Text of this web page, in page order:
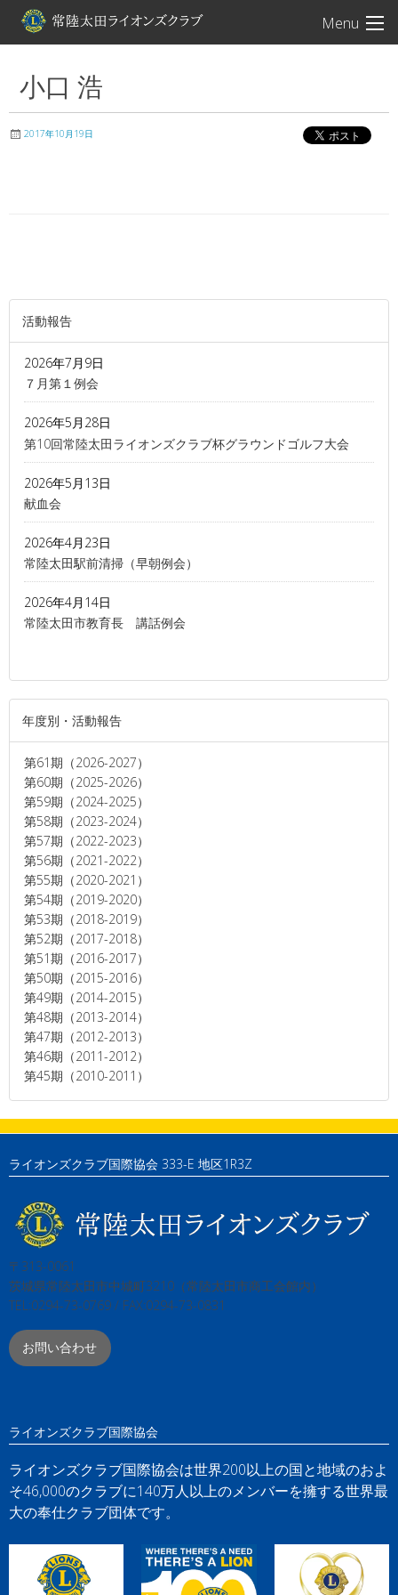
Menu
常陸太田ライオン
小口 浩
2017年10月19日
活動報告
2026年7月9日
７月第１例会
2026年5月28日
第10回常陸太田ライオンズクラブ杯グラウンドゴルフ大会
2026年5月13日
献血会
2026年4月23日
常陸太田駅前清掃（早朝例会）
2026年4月14日
常陸太田市教育長 講話例会
年度別・活動報告
第61期（2026-2027）
第60期（2025-2026）
第59期（2024-2025）
第58期（2023-2024）
第57期（2022-2023）
第56期（2021-2022）
第55期（2020-2021）
第54期（2019-2020）
第53期（2018-2019）
第52期（2017-2018）
第51期（2016-2017）
第50期（2015-2016）
第49期（2014-2015）
第48期（2013-2014）
第47期（2012-2013）
第46期（2011-2012）
第45期（2010-2011）
ライオンズクラブ国際協会 333-E 地区1R3Z
〒313-0061
茨城県常陸太田市中城町3210（常陸太田市商工会館内）
TEL:0294-73-0769 / FAX:0294-73-0831
お問い合わせ
ライオンズクラブ国際協会
ライオンズクラブ国際協会は世界200以上の国と地域のおよ
そ46,000のクラブに140万人以上のメンバーを擁する世界最
大の奉仕クラブ団体です。